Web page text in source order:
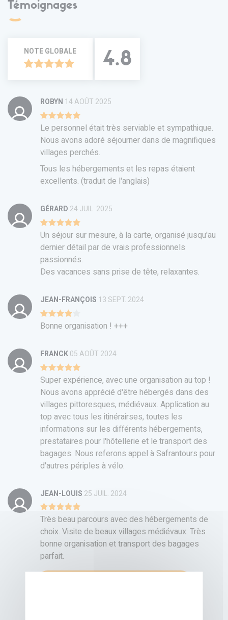
Témoignages
NOTE GLOBALE 4.8
ROBYN 14 AOÛT 2025
Le personnel était très serviable et sympathique.
Nous avons adoré séjourner dans de magnifiques
villages perchés.
Tous les hébergements et les repas étaient
excellents. (traduit de l'anglais)
GÉRARD 24 JUIL. 2025
Un séjour sur mesure, à la carte, organisé jusqu'au
dernier détail par de vrais professionnels
passionnés.
Des vacances sans prise de tête, relaxantes.
JEAN-FRANÇOIS 13 SEPT. 2024
Bonne organisation ! +++
FRANCK05 AOÛT 2024
Super expérience, avec une organisation au top !
Nous avons apprécié d'être hébergés dans des
villages pittoresques, médiévaux. Application au
top avec tous les itinérairses, toutes les
informations sur les différents hébergements,
prestataires pour l'hôtellerie et le transport des
bagages. Nous referons appel à Safrantours pour
d'autres périples à vélo.
JEAN-LOUIS 25 JUIL. 2024
Très beau parcours avec des hébergements de
choix. Visite de beaux villages médiévaux. Très
bonne organisation et transport des bagages
parfait.